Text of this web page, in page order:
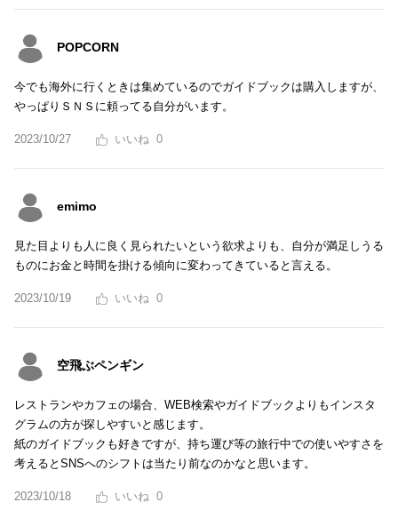
POPCORN
今でも海外に行くときは集めているのでガイドブックは購入しますが、
やっぱりＳＮＳに頼ってる自分がいます。
2023/10/27 0
emimo
見た目よりも人に良く見られたいという欲求よりも、自分が満足しうる
ものにお金と時間を掛ける傾向に変わってきていると言える。
2023/10/19 0
空飛ぶペンギン
レストランやカフェの場合、WEB検索やガイドブックよりもインスタ
グラムの方が探しやすいと感じます。
紙のガイドブックも好きですが、持ち運び等の旅行中での使いやすさを
考えるとSNSへのシフトは当たり前なのかなと思います。
2023/10/18 0